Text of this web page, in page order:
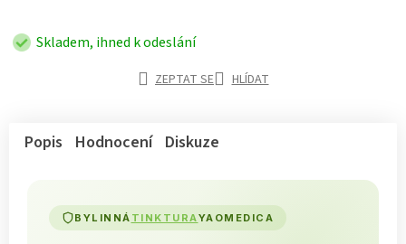
Skladem, ihned k odeslání
ZEPTAT SE HLÍDAT
Popis Hodnocení Diskuze
BYLINNÁ TINKTURAYAOMEDICA